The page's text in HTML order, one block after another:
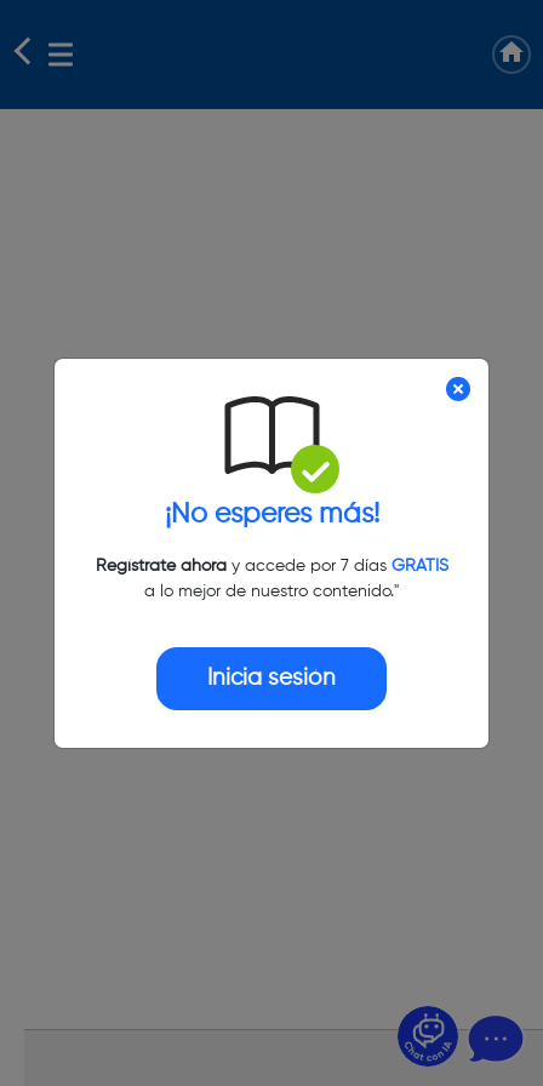
¡No esperes más!
Regístrate ahoray accede por 7 días GRATIS
a lo mejor de nuestro contenido."
Inicia sesión